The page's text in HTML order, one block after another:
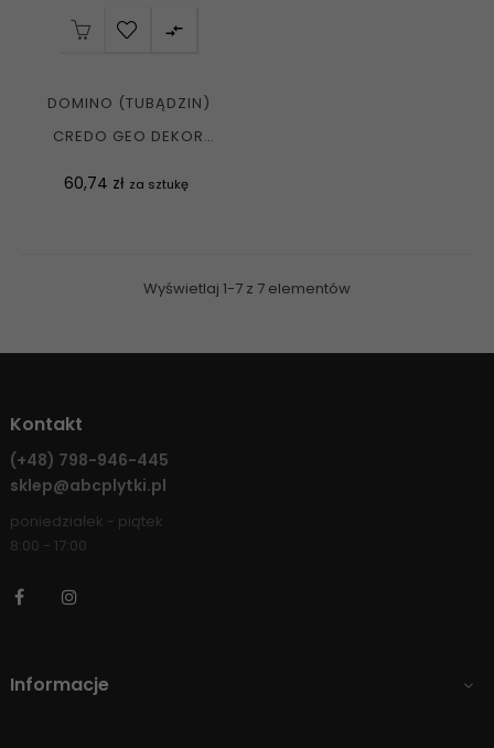

DOMINO (TUBĄDZIN)
CREDO GEO DEKOR
Cena
60,74 zł za sztukę
Wyświetlaj 1-7 z 7 elementów
Kontakt
(+48) 798-946-445
sklep@abcplytki.pl
poniedziałek - piątek
8:00 - 17:00
Facebook
Informacje 